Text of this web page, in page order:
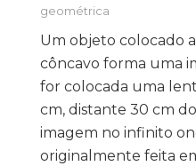
geométrica
Um objeto colocado
côncavo forma uma
for colocada uma
cm, distante 30 cm
imagem no infinito
originalmente feita